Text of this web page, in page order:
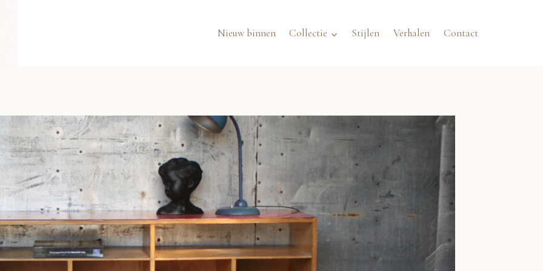
Nieuw binnen Collectie Stijlen Verhalen Contact